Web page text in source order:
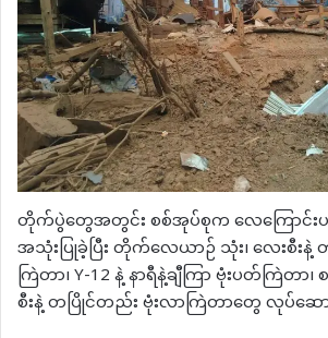
တိုက်ပွဲတွေအတွင်း စစ်အုပ်စုက လေကြောင်းပ
အသုံးပြုခဲ့ပြီး တိုက်လေယာဉ် သုံး၊ လေးစီးနဲ့
ကြဲတာ၊ Y-12 နဲ့ နာရီနဲ့ချီကြာ ဗုံးပတ်ကြဲတ
စီးနဲ့ တပြိုင်တည်း ဗုံးလာကြဲတာတွေ လုပ်ဆေ